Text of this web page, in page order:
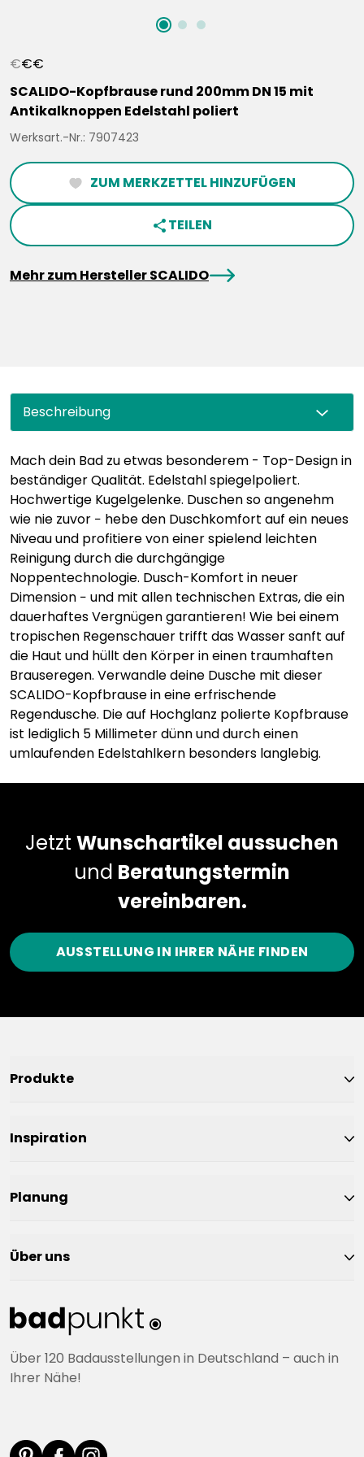
€€€
SCALIDO-Kopfbrause rund 200mm DN 15 mit
Antikalknoppen Edelstahl poliert
Werksart.-Nr.: 7907423
heartFilled ZUM MERKZETTEL HINZUFÜGEN
share TEILEN
Mehr zum Hersteller SCALIDOarrowRight
Beschreibung
Mach dein Bad zu etwas besonderem - Top-Design in
beständiger Qualität. Edelstahl spiegelpoliert.
Hochwertige Kugelgelenke. Duschen so angenehm
wie nie zuvor − hebe den Duschkomfort auf ein neues
Niveau und profitiere von einer spielend leichten
Reinigung durch die durchgängige
Noppentechnologie. Dusch-Komfort in neuer
Dimension − und mit allen technischen Extras, die ein
dauerhaftes Vergnügen garantieren! Wie bei einem
tropischen Regenschauer trifft das Wasser sanft auf
die Haut und hüllt den Körper in einen traumhaften
Brauseregen. Verwandle deine Dusche mit dieser
SCALIDO-Kopfbrause in eine erfrischende
Regendusche. Die auf Hochglanz polierte Kopfbrause
ist lediglich 5 Millimeter dünn und durch einen
umlaufenden Edelstahlkern besonders langlebig.
Jetzt Wunschartikel aussuchen
und Beratungstermin
vereinbaren.
AUSSTELLUNG IN IHRER NÄHE FINDEN
Über 120 Badausstellungen in Deutschland – auch in
Ihrer Nähe!
Produkte
Inspiration
Planung
Über uns